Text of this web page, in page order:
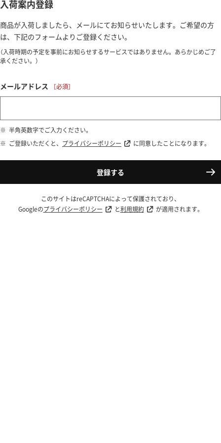
入荷案内登録
商品が入荷しましたら、メールにてお知らせいたします。ご希望の方
は、下記のフォームよりご登録ください。
（入荷時期の予定を事前にお知らせするサービスではありません。あらかじめご了
承ください。）
メールアドレス
半角英数字でご入力ください。
ご登録いただくと、 プライバシーポリシー に同意したことになります。
登録する
このサイトはreCAPTCHAによって保護されており、
Googleのプライバシーポリシー と利用規約 が適用されます。